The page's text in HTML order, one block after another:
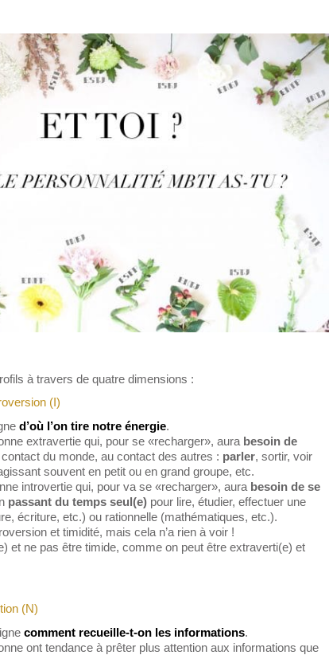
à travers de quatre dimensions :
(I)
d’où l’on tire notre énergie.
extravertie qui, pour se «recharger», aura besoin de
contact du monde, au contact des autres : parler, sortir, voir
souvent en petit ou en grand groupe, etc.
introvertie qui, pour va se «recharger», aura besoin de se
passant du temps seul(e) pour lire, étudier, effectuer une
écriture, etc.) ou rationnelle (mathématiques, etc.).
et timidité, mais cela n’a rien à voir !
et ne pas être timide, comme on peut être extraverti(e) et
(N)
comment recueille-t-on les informations.
ont tendance à prêter plus attention aux informations que